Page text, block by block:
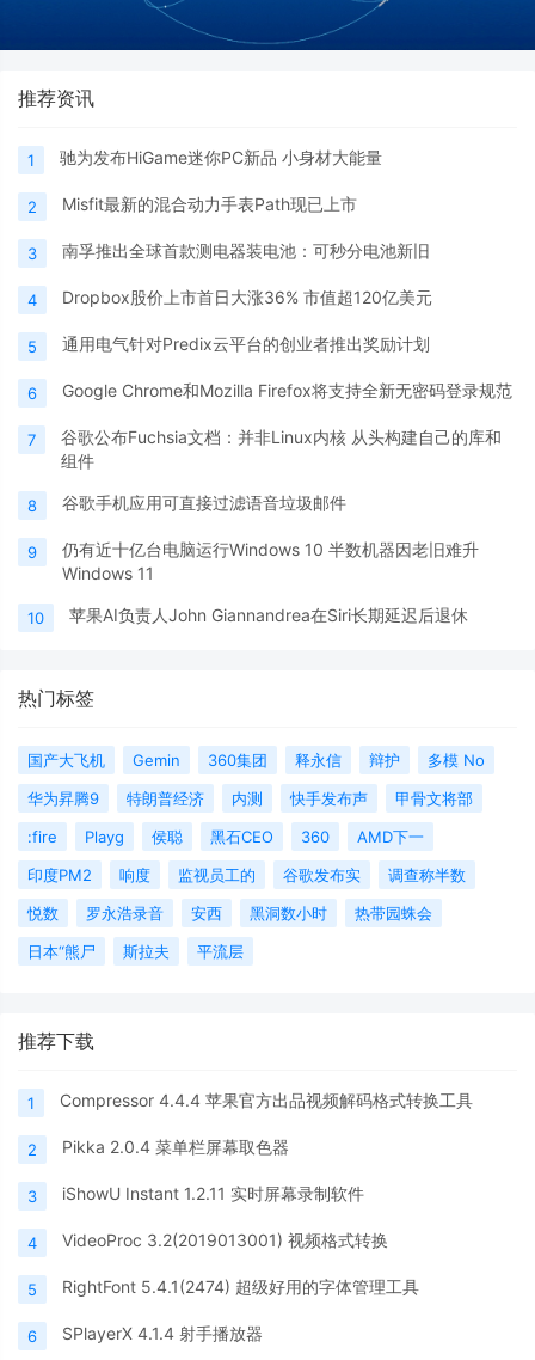
推荐资讯
1 驰为发布HiGame迷你PC新品 小身材大能量
2 Misfit最新的混合动力手表Path现已上市
3 南孚推出全球首款测电器装电池：可秒分电池新旧
4 Dropbox股价上市首日大涨36% 市值超120亿美元
5 通用电气针对Predix云平台的创业者推出奖励计划
6 Google Chrome和Mozilla Firefox将支持全新无密码登录规范
7
谷歌公布Fuchsia文档：并非Linux内核 从头构建自己的库和
组件
8 谷歌手机应用可直接过滤语音垃圾邮件
9
仍有近十亿台电脑运行Windows 10 半数机器因老旧难升
Windows 11
10 苹果AI负责人John Giannandrea在Siri长期延迟后退休
热门标签
国产大飞机 Gemin 360集团 释永信 辩护
多模 No
华为昇腾9
特朗普经济 内测 快手发布声
甲骨文将部
:fire
Playg 侯聪 黑石CEO 360
AMD下一
印度PM2
响度 监视员工的 谷歌发布实
调查称半数
悦数
罗永浩录音 安西 黑洞数小时
热带园蛛会
日本“熊尸
斯拉夫 平流层
推荐下载
1 Compressor 4.4.4 苹果官方出品视频解码格式转换工具
2 Pikka 2.0.4 菜单栏屏幕取色器
3 iShowU Instant 1.2.11 实时屏幕录制软件
4 VideoProc 3.2(2019013001) 视频格式转换
5 RightFont 5.4.1(2474) 超级好用的字体管理工具
6 SPlayerX 4.1.4 射手播放器